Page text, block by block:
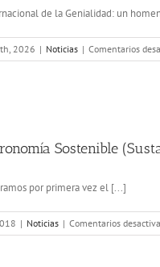
de la Genialidad: un
2026 | Noticias | Comentarios
Sostenible
por primera vez el [...]
| Noticias | Comentarios